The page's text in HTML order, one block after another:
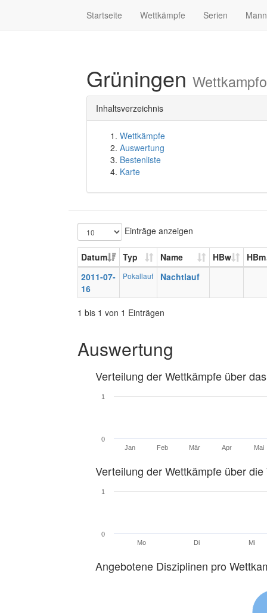
Startseite Wettkämpfe Serien
Grüningen
Inhaltsverzeichnis
Wettkämpfe
Auswertung
Bestenliste
Karte
Einträge anzeigen
Datum Typ Name HBw
HBm
2011-07-
16
Pokallauf Nachtlauf
1 bis 1 von 1 Einträgen
Auswertung
Verteilung der Wettkämpfe über
Jan Feb Mär Apr Mai
0
1
Verteilung der Wettkämpfe über die
Mo Di Mi
0
1
Angebotene Disziplinen pro